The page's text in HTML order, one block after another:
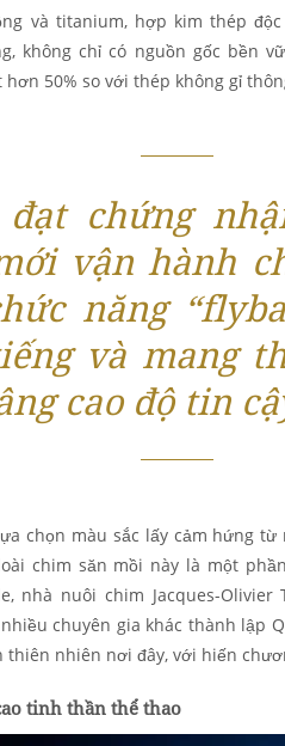
và titanium, hợp kim thép
không chỉ có nguồn gốc bền
50% so với thép không gỉ
chứng
vận hành
năng
và mang
cao độ tin
chọn màu sắc lấy cảm hứng
chim săn mồi này là một
nhà nuôi chim Jacques-
chuyên gia khác thành lập
thiên nhiên nơi đây, với hiến
tinh thần thể thao